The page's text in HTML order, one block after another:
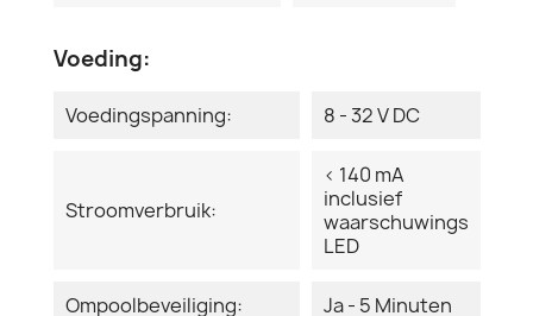
Voeding:
Voedingspanning: 8 - 32 V DC
Stroomverbruik:
< 140 mA
inclusief
waarschuwings
LED
Ompoolbeveiliging: Ja - 5 Minuten